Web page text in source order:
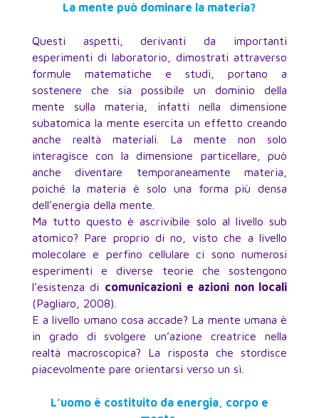
La mente può dominare la materia?
Questi aspetti, derivanti da importanti
esperimenti di laboratorio, dimostrati attraverso
formule matematiche e studi, portano a
sostenere che sia possibile un dominio della
mente sulla materia, infatti nella dimensione
subatomica la mente esercita un effetto creando
anche realtà materiali. La mente non solo
interagisce con la dimensione particellare, può
anche diventare temporaneamente materia,
poiché la materia è solo una forma più densa
dell’energia della mente.
Ma tutto questo è ascrivibile solo al livello sub
atomico? Pare proprio di no, visto che a livello
molecolare e perfino cellulare ci sono numerosi
esperimenti e diverse teorie che sostengono
l’esistenza di comunicazioni e azioni non locali
(Pagliaro, 2008).
E a livello umano cosa accade? La mente umana è
in grado di svolgere un’azione creatrice nella
realtà macroscopica? La risposta che stordisce
piacevolmente pare orientarsi verso un sì.
L’uomo è costituito da energia, corpo e